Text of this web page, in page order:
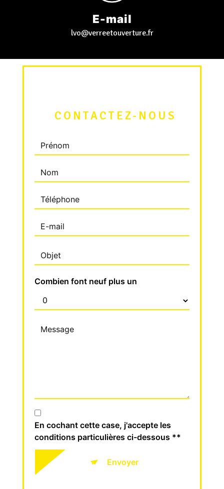
E-mail
lvo@verreetouverture.fr
CONTACTEZ-NOUS
Combien font neuf plus un
En cochant cette case, j'accepte les
conditions particulières ci-dessous **
Envoyer